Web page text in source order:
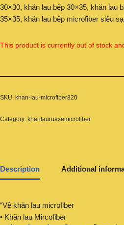
30×30, khăn lau bếp 30×35, khăn lau
35×35, khăn lau bếp microfiber siêu
This product is currently out of stock
SKU: khan-lau-microfiber820
Category: khanlauruaxemicrofiber
Description Additional
“Về khăn lau microfiber
• Khăn lau Mircofiber